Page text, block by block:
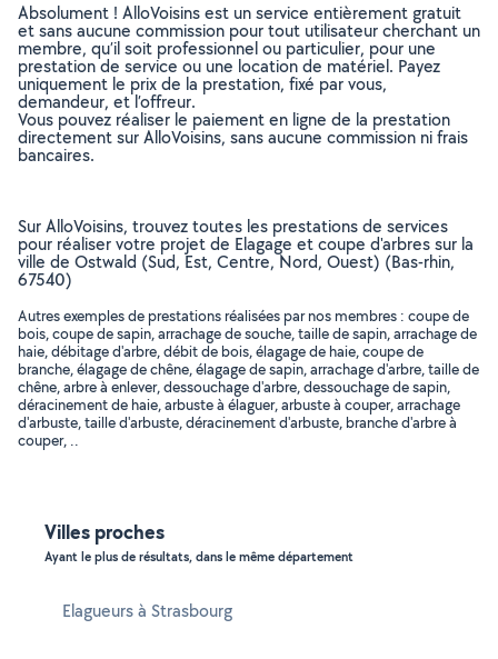
Absolument ! AlloVoisins est un service entièrement gratuit
et sans aucune commission pour tout utilisateur cherchant un
membre, qu’il soit professionnel ou particulier, pour une
prestation de service ou une location de matériel. Payez
uniquement le prix de la prestation, fixé par vous,
demandeur, et l’offreur.
Vous pouvez réaliser le paiement en ligne de la prestation
directement sur AlloVoisins, sans aucune commission ni frais
bancaires.
Sur AlloVoisins, trouvez toutes les prestations de services
pour réaliser votre projet de Elagage et coupe d'arbres sur la
ville de Ostwald (Sud, Est, Centre, Nord, Ouest) (Bas-rhin,
67540)
Autres exemples de prestations réalisées par nos membres : coupe de
bois, coupe de sapin, arrachage de souche, taille de sapin, arrachage de
haie, débitage d'arbre, débit de bois, élagage de haie, coupe de
branche, élagage de chêne, élagage de sapin, arrachage d'arbre, taille de
chêne, arbre à enlever, dessouchage d'arbre, dessouchage de sapin,
déracinement de haie, arbuste à élaguer, arbuste à couper, arrachage
d'arbuste, taille d'arbuste, déracinement d'arbuste, branche d'arbre à
couper, ..
Villes proches
Ayant le plus de résultats, dans le même département
Elagueurs à Strasbourg